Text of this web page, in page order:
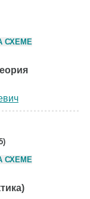
СХЕМЕ
СХЕМЕ